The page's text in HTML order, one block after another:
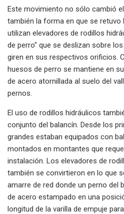
Este movimiento no sólo cambió
también la forma en que se retuvo
utilizan elevadores de rodillos
de perro" que se deslizan sobre
giren en sus respectivos orificios.
huesos de perro se mantiene en
de acero atornillada al suelo del
pernos.
El uso de rodillos hidráulicos
conjunto del balancín. Desde los
grandes estaban equipados con
montados en montantes que
instalación. Los elevadores de
también se convirtieron en lo que
amarre de red donde un perno del
de acero estampado en una
longitud de la varilla de empuje